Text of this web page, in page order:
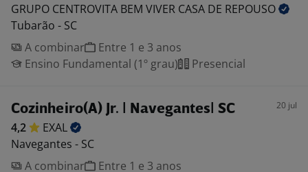
GRUPO CENTROVITA BEM VIVER CASA DE REPOUSO
Tubarão - SC
A combinar
Entre 1 e 3 anos
Ensino Fundamental (1º grau)
Presencial
Cozinheiro(A) Jr. | Navegantes| SC 20 jul
4,2
EXAL
Navegantes - SC
A combinar
Entre 1 e 3 anos